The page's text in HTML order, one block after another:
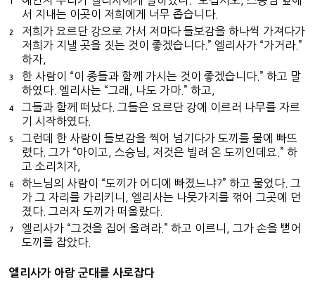
1
서 지내는 이곳이 저희에게 너무 좁습니다.
2
저희가 요르단 강으로 가서 저마다 들보감을 하나씩 가져다가
저희가 지낼 곳을 짓는 것이 좋겠습니다.” 엘리사가 “가거라.”
하자,
3
한 사람이 “이 종들과 함께 가시는 것이 좋겠습니다.” 하고 말
하였다. 엘리사는 “그래, 나도 가마.” 하고,
4
그들과 함께 떠났다. 그들은 요르단 강에 이르러 나무를 자르
기 시작하였다.
5
그런데 한 사람이 들보감을 찍어 넘기다가 도끼를 물에 빠뜨
렸다. 그가 “아이고, 스승님, 저것은 빌려 온 도끼인데요.” 하
고 소리치자,
6
하느님의 사람이 “도끼가 어디에 빠졌느냐?” 하고 물었다. 그
가 그 자리를 가리키니, 엘리사는 나뭇가지를 꺾어 그곳에 던
졌다. 그러자 도끼가 떠올랐다.
7
엘리사가 “그것을 집어 올려라.” 하고 이르니, 그가 손을 뻗어
도끼를 잡았다.
엘리사가 아람 군대를 사로잡다